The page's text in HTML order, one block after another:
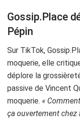
Gossip.Place
Pépin
Sur TikTok,
moquerie, elle
déplore la
passive de Vincent
moquerie. «
ça ouvertement chez